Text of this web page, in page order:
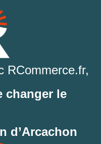
RCommerce.fr,
changer le
d’Arcachon